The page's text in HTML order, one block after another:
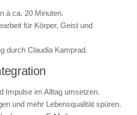
à ca. 20 Minuten.
für Körper, Geist und
durch Claudia Kamprad.
Impulse im Alltag umsetzen.
und mehr Lebensqualität spüren.